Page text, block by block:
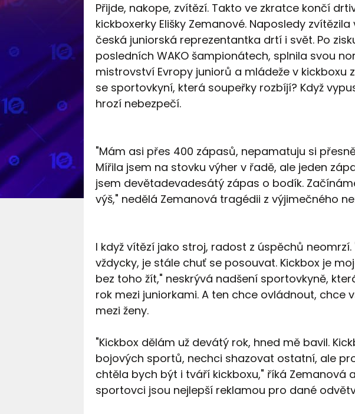
Přijde, nakope, zvítězí. Takto ve zkratce končí
kickboxerky Elišky Zemanové. Naposledy
česká juniorská reprezentantka drtí i svět. Po
posledních WAKO šampionátech, splnila svou
mistrovství Evropy juniorů a mládeže v kickboxu
se sportovkyní, která soupeřky rozbíjí? Když
hrozí nebezpečí.
"Mám asi přes 400 zápasů, nepamatuju si
Mířila jsem na stovku výher v řadě, ale jeden
jsem devětadevadesátý zápas o bodík.
výš," nedělá Zemanová tragédii z výjimečného
I když vítězí jako stroj, radost z úspěchů
vždycky, je stále chuť se posouvat. Kickbox je
bez toho žít," neskrývá nadšení sportovkyně,
rok mezi juniorkami. A ten chce ovládnout, chce
mezi ženy.
"Kickbox dělám už devátý rok, hned mě bavil.
bojových sportů, nechci shazovat ostatní, ale
chtěla bych být i tváří kickboxu," říká Zemanová
sportovci jsou nejlepší reklamou pro dané